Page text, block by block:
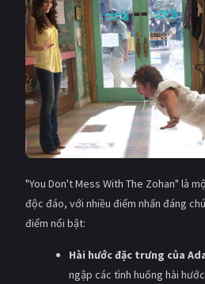
"You Don't Mess With The Zohan" là
độc đáo, với nhiều điểm nhấn đáng
điểm nổi bật:
Hài hước đặc trưng của
ngập các tình huống hài